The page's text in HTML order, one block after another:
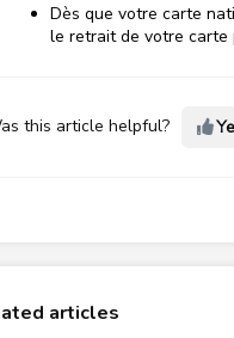
Dès que votre carte
le retrait de votre carte
this article helpful?
articles